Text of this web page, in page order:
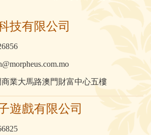
技有限公司
業大馬路澳門財富中心五樓
遊戲有限公司